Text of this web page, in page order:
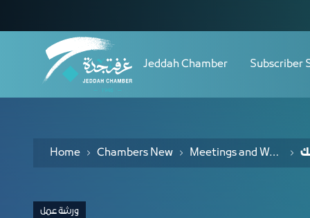
Jeddah Chamber Subscriber
Home Chambers New Meetings and Workshops
ورشة عمل